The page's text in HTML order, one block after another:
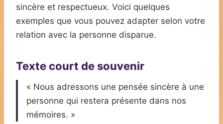
sincère et respectueux. Voici quelques
exemples que vous pouvez adapter selon votre
relation avec la personne disparue.
Texte court de souvenir
« Nous adressons une pensée sincère à une
personne qui restera présente dans nos
mémoires. »